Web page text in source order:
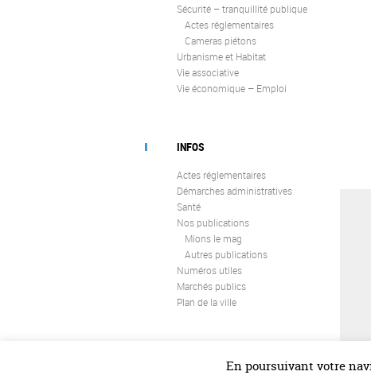
Sécurité – tranquillité publique
Actes réglementaires
Cameras piétons
Urbanisme et Habitat
Vie associative
Vie économique – Emploi
INFOS
Actes réglementaires
Démarches administratives
Santé
Nos publications
Mions le mag
Autres publications
Numéros utiles
Marchés publics
Plan de la ville
En poursuivant votre